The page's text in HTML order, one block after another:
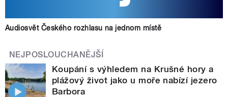
Audiosvět Českého rozhlasu na jednom místě
NEJPOSLOUCHANĚJŠÍ
Koupání s výhledem na Krušné hory a
plážový život jako u moře nabízí jezero
Barbora